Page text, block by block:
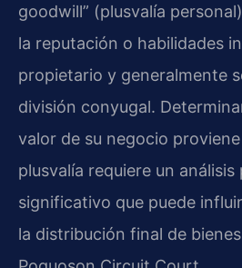
goodwill” (plusvalía
la reputación o habilidades
propietario y generalmente
división conyugal.
valor de su negocio
plusvalía requiere un análisis
significativo que puede
la distribución final de